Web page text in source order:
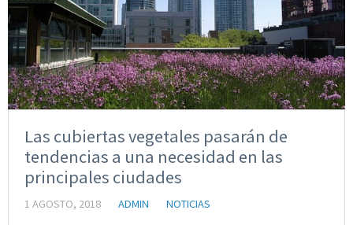
Las cubiertas vegetales pasarán de
tendencias a una necesidad en las
principales ciudades
1 AGOSTO, 2018 ADMIN NOTICIAS